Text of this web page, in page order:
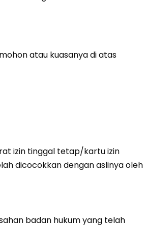
atau kuasanya di atas
izin tinggal tetap/kartu izin
dicocokkan dengan aslinya oleh
badan hukum yang telah